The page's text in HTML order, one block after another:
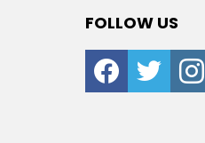
FOLLOW US
facebooktwitter